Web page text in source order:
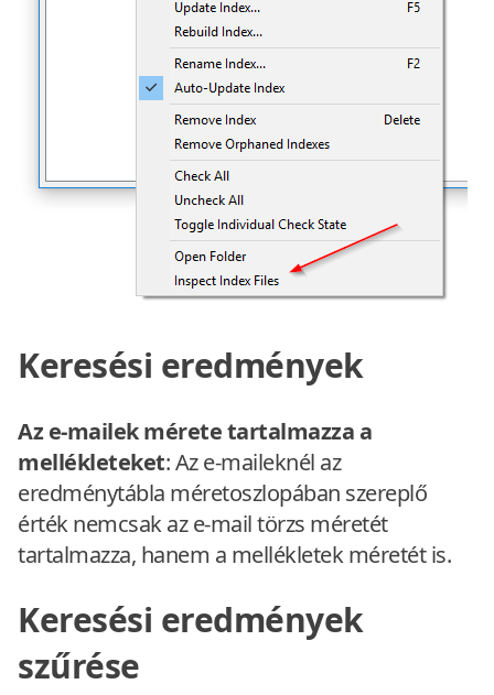
Keresési eredmények
Az e-mailek mérete tartalmazza a
mellékleteket: Az e-maileknél az
eredménytábla méretoszlopában szereplő
érték nemcsak az e-mail törzs méretét
tartalmazza, hanem a mellékletek méretét is.
Keresési eredmények
szűrése